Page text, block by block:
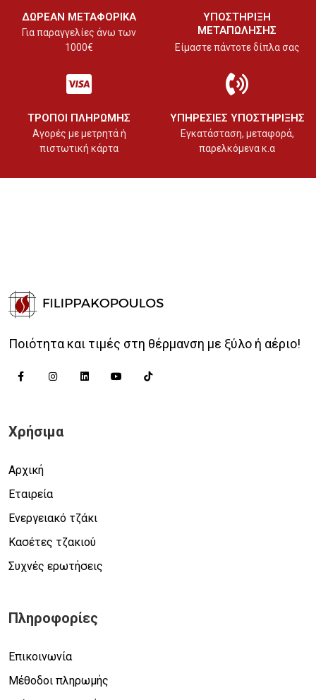
ΔΩΡΕΑΝ ΜΕΤΑΦΟΡΙΚΑ
Για παραγγελίες άνω των
1000€
ΥΠΟΣΤΗΡΙΞΗ
ΜΕΤΑΠΩΛΗΣΗΣ
Είμαστε πάντοτε δίπλα σας
ΤΡΟΠΟΙ ΠΛΗΡΩΜΗΣ
Αγορές με μετρητά ή
πιστωτική κάρτα
ΥΠΗΡΕΣΙΕΣ ΥΠΟΣΤΗΡΙΞΗΣ
Εγκατάσταση, μεταφορά,
παρελκόμενα κ.α
Ποιότητα και τιμές στη θέρμανση με ξύλο ή αέριο!
Χρήσιμα
Αρχική
Εταιρεία
Ενεργειακό τζάκι
Κασέτες τζακιού
Συχνές ερωτήσεις
Πληροφορίες
Επικοινωνία
Μέθοδοι πληρωμής